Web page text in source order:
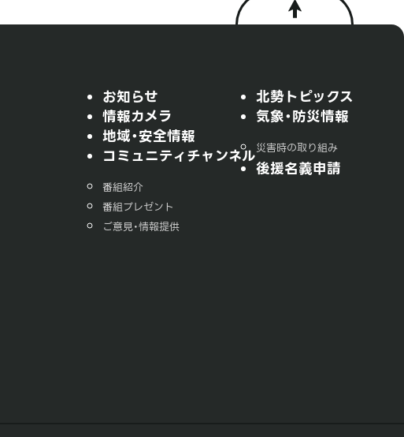
お知らせ
情報カメラ
地域・安全情報
コミュニティチャンネル
番組紹介
番組プレゼント
ご意見・情報提供
北勢トピックス
気象・防災情報
災害時の取り組み
後援名義申請